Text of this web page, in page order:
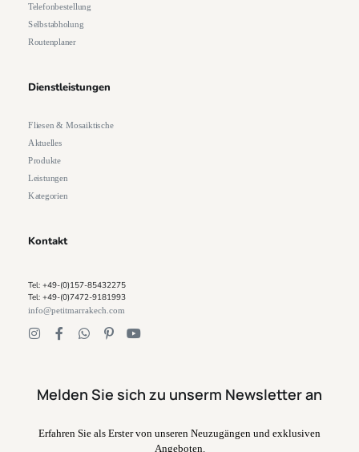
Telefonbestellung
Selbstabholung
Routenplaner
Dienstleistungen
Fliesen & Mosaiktische
Aktuelles
Produkte
Leistungen
Kategorien
Kontakt
Tel: +49-(0)157-85432275
Tel: +49-(0)7472-9181993
info@petitmarrakech.com
Melden Sie sich zu unserm Newsletter an
Erfahren Sie als Erster von unseren Neuzugängen und exklusiven
Angeboten.